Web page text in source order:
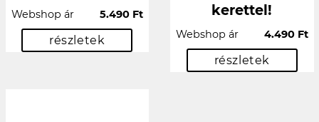
Webshop ár 5.490 Ft
részletek
kerettel!
Webshop ár 4.490 Ft
részletek